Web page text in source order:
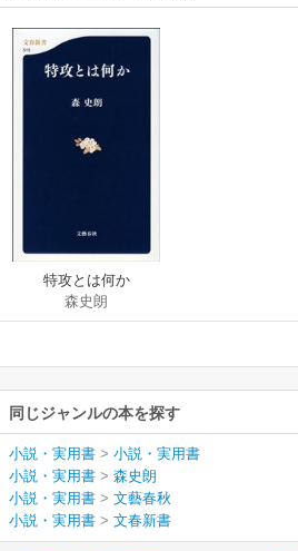
特攻とは何か
森史朗
同じジャンルの本を探す
小説・実用書 > 小説・実用書
小説・実用書 > 森史朗
小説・実用書 > 文藝春秋
小説・実用書 > 文春新書